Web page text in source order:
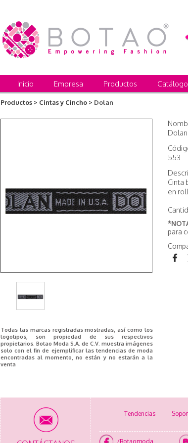
Inicio Empresa Productos
Productos > Cintas y Cincho > Dolan
Todas las marcas registradas mostradas, así como los
logotipos, son propiedad de sus respectivos
propietarios. Botao Moda S.A. de C.V. muestra imágenes
solo con el fin de ejemplificar las tendencias de moda
encontradas al momento, no están y no estarán a la
venta
Dolan
553
Cinta
en
para
Tendencias
/Botaomoda